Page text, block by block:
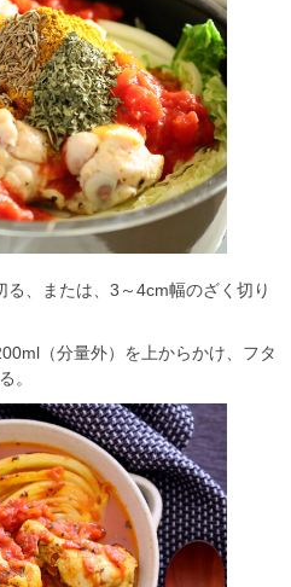
、または、3～4cm幅のざく切り
（分量外）を上からかけ、フタ
。